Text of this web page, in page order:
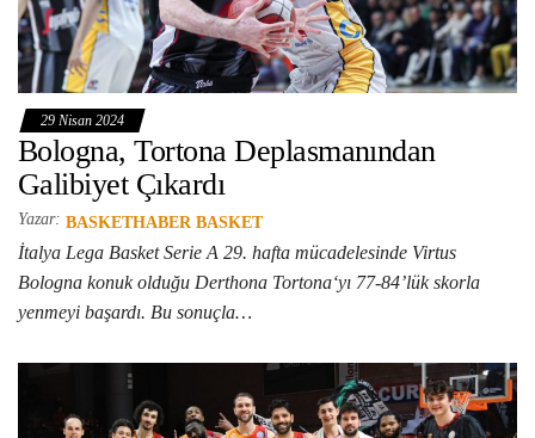
29 Nisan 2024
Bologna, Tortona Deplasmanından
Galibiyet Çıkardı
Yazar: BASKETHABER BASKET
İtalya Lega Basket Serie A 29. hafta mücadelesinde Virtus
Bologna konuk olduğu Derthona Tortona‘yı 77-84’lük skorla
yenmeyi başardı. Bu sonuçla…